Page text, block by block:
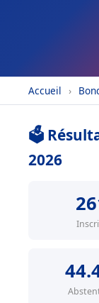
Accueil ›
🗳️
2026